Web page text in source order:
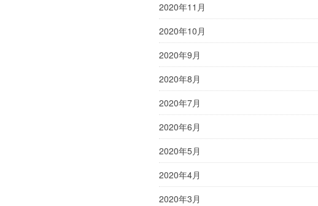
2020年11月
2020年10月
2020年9月
2020年8月
2020年7月
2020年6月
2020年5月
2020年4月
2020年3月